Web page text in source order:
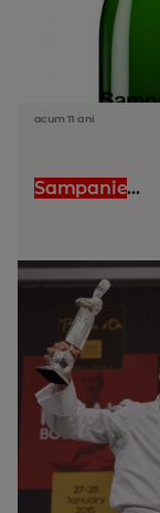
acum 11 ani
Sampanie...